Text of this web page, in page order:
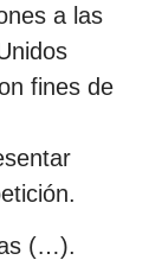
a las
fines de
(…).